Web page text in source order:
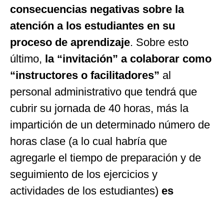
consecuencias negativas sobre la
atención a los estudiantes en su
proceso de aprendizaje. Sobre esto
último, la “invitación” a colaborar como
“instructores o facilitadores” al
personal administrativo que tendrá que
cubrir su jornada de 40 horas, más la
impartición de un determinado número de
horas clase (a lo cual habría que
agregarle el tiempo de preparación y de
seguimiento de los ejercicios y
actividades de los estudiantes) es